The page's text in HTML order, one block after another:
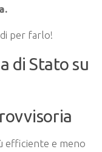
per farlo!
di Stato su
efficiente e meno